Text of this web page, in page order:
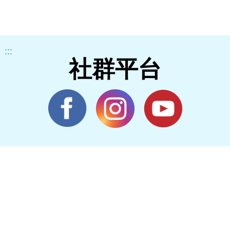
:::
社群平台